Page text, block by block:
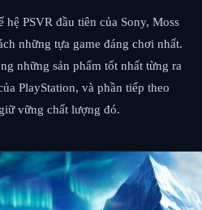
PSVR đầu tiên của Sony, Moss
những tựa game đáng chơi nhất.
những sản phẩm tốt nhất từng ra
PlayStation, và phần tiếp theo
vững chất lượng đó.